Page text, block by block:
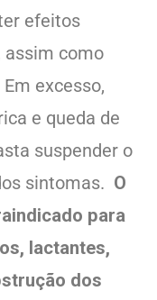
efeitos
assim como
excesso,
e queda de
suspender o
sintomas. O
para
lactantes,
dos